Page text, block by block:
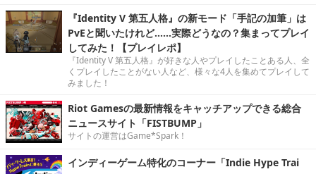
『Identity V 第五人格』の新モード「手記の加筆」は
PvEと聞いたけれど……実際どうなの？集まってプレイ
してみた！【プレイレポ】
『Identity V 第五人格』が好きな人やプレイしたことある人、全
くプレイしたことがない人など、様々な4人を集めてプレイして
みました！
Riot Gamesの最新情報をキャッチアップできる総合
ニュースサイト「FISTBUMP」
サイトの運営はGame*Spark！
インディーゲーム特化のコーナー「Indie Hype Trai